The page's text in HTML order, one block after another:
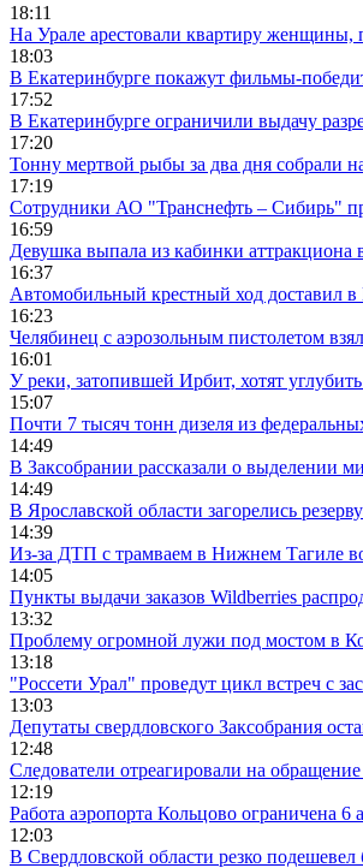
18:11
На Урале арестовали квартиру женщины,
18:03
В Екатеринбурге покажут фильмы-
17:52
В Екатеринбурге ограничили выдачу
17:20
Тонну мертвой рыбы за два дня собрали
17:19
Сотрудники АО "Транснефть – Сибирь"
16:59
Девушка выпала из кабинки
16:37
Автомобильный крестный ход доставил
16:23
Челябинец с аэрозольным пистолетом
16:01
У реки, затопившей Ирбит, хотят
15:07
Почти 7 тысяч тонн дизеля из
14:49
В Заксобрании рассказали о выделении
14:49
В Ярославской области загорелись
14:39
Из-за ДТП с трамваем в Нижнем Тагиле
14:05
Пункты выдачи заказов Wildberries
13:32
Проблему огромной лужи под мостом в
13:18
"Россети Урал" проведут цикл встреч с
13:03
Депутаты свердловского Заксобрания
12:48
Следователи отреагировали на
12:19
Работа аэропорта Кольцово ограничена 6
12:03
В Свердловской области резко подешевел